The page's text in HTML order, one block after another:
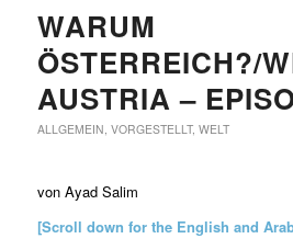
WARUM
ÖSTERREICH?/
AUSTRIA –
ALLGEMEIN, VORGESTELLT, WELT
von Ayad Salim
[Scroll down for the English and